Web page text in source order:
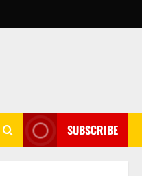
SUBSCRIBE